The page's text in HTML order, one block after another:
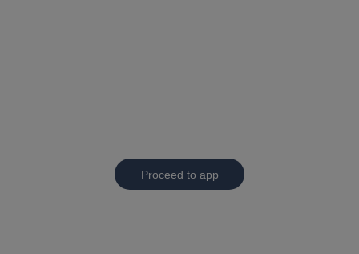
Proceed to app